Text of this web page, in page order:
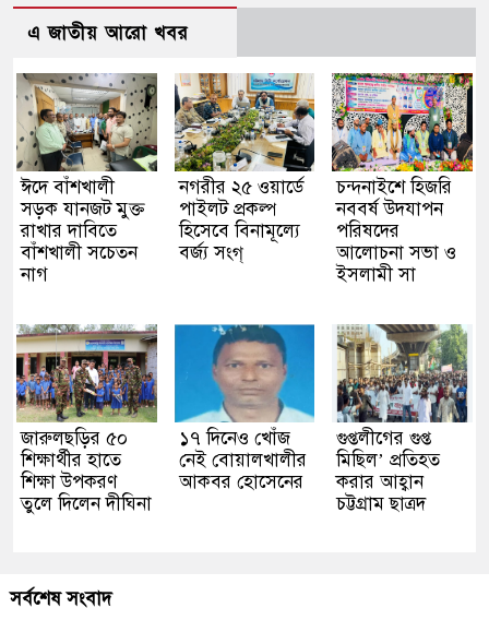
এ জাতীয় আরো খবর
ঈদে বাঁশখালী
সড়ক যানজট মুক্ত
রাখার দাবিতে
বাঁশখালী সচেতন
নাগ
নগরীর ২৫ ওয়ার্ডে
পাইলট প্রকল্প
হিসেবে বিনামূল্যে
বর্জ্য সংগ্
চন্দনাইশে হিজরি
নববর্ষ উদযাপন
পরিষদের
আলোচনা সভা ও
ইসলামী সা
জারুলছড়ির ৫০
শিক্ষার্থীর হাতে
শিক্ষা উপকরণ
তুলে দিলেন দীঘিনা
১৭ দিনেও খোঁজ
নেই বোয়ালখালীর
আকবর হোসেনের
গুপ্তলীগের গুপ্ত
মিছিল’ প্রতিহত
করার আহ্বান
চট্টগ্রাম ছাত্রদ
সর্বশেষ সংবাদ